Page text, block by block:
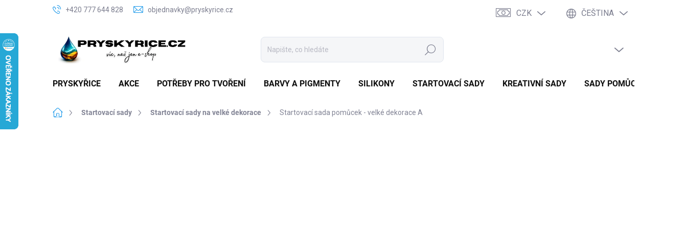
+420 777 644 828 objednavky@pryskyrice.cz CZK ČEŠTINA
Hledat
PRYSKYŘICE AKCE POTŘEBY PRO TVOŘENÍ BARVY A PIGMENTY SILIKONY STARTOVACÍ SADY KREATIVNÍ SADY SADY POMŮCEK
Domů Startovací sady Startovací sady na velké dekorace Startovací sada pomůcek - velké dekorace A